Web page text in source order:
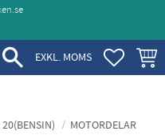
EXKL. MOMS
MOTORDELAR